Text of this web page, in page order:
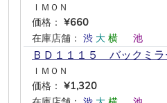
ＩＭＯＮ
価格： ¥660
在庫店舗： 渋 大 横 池
ＢＤ１１１５ バックミラ
ＩＭＯＮ
価格： ¥1,320